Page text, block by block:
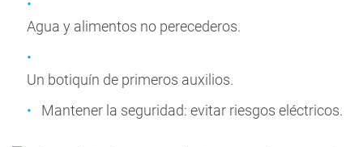
Agua y alimentos no perecederos.
Un botiquín de primeros auxilios.
Mantener la seguridad: evitar riesgos eléctricos.